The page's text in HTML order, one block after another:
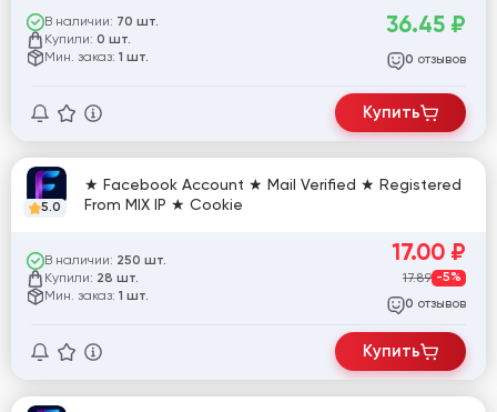
В наличии: 70 шт.
Купили: 0 шт.
Мин. заказ: 1 шт.
36.45 ₽
0 отзывов
Купить
5.0
★ Facebook Account ★ Mail Verified ★ Registered
From MIX IP ★ Cookie
В наличии: 250 шт.
Купили: 28 шт.
Мин. заказ: 1 шт.
17.00 ₽
17.89 -5%
0 отзывов
Купить